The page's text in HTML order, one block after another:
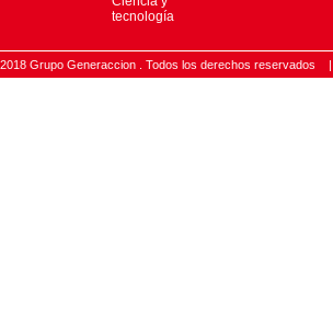
tecnología
2018 Grupo Generaccion . Todos los derechos reservados |